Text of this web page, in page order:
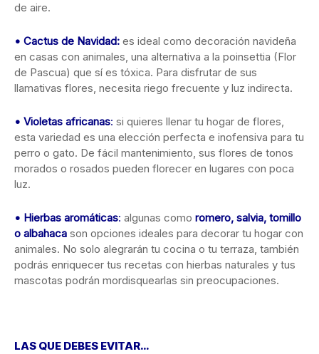
de aire.
• Cactus de Navidad: es ideal como decoración navideña
en casas con animales, una alternativa a la poinsettia (Flor
de Pascua) que sí es tóxica. Para disfrutar de sus
llamativas flores, necesita riego frecuente y luz indirecta.
• Violetas africanas: si quieres llenar tu hogar de flores,
esta variedad es una elección perfecta e inofensiva para tu
perro o gato. De fácil mantenimiento, sus flores de tonos
morados o rosados pueden florecer en lugares con poca
luz.
• Hierbas aromáticas: algunas como romero, salvia, tomillo
o albahaca son opciones ideales para decorar tu hogar con
animales. No solo alegrarán tu cocina o tu terraza, también
podrás enriquecer tus recetas con hierbas naturales y tus
mascotas podrán mordisquearlas sin preocupaciones.
LAS QUE DEBES EVITAR…